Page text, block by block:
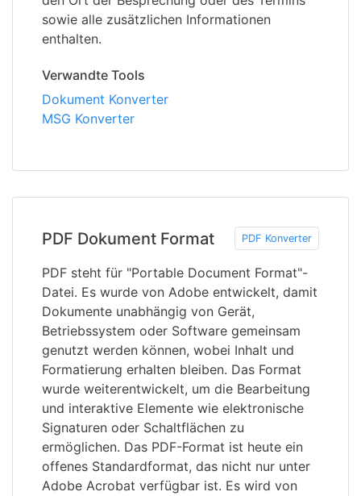
sowie alle zusätzlichen Informationen
enthalten.
Verwandte Tools
Dokument Konverter
MSG Konverter
PDF Dokument Format PDF Konverter
PDF steht für "Portable Document Format"-
Datei. Es wurde von Adobe entwickelt, damit
Dokumente unabhängig von Gerät,
Betriebssystem oder Software gemeinsam
genutzt werden können, wobei Inhalt und
Formatierung erhalten bleiben. Das Format
wurde weiterentwickelt, um die Bearbeitung
und interaktive Elemente wie elektronische
Signaturen oder Schaltflächen zu
ermöglichen. Das PDF-Format ist heute ein
offenes Standardformat, das nicht nur unter
Adobe Acrobat verfügbar ist. Es wird von